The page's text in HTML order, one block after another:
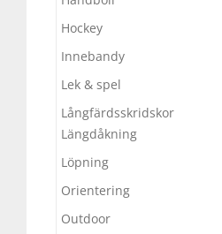
Underkläder
Skydd
Sporttillbehör
Stavar
Träning
Underkläder
Skydd
Sporttillbehör
Stavar
Träning
Längdåkning
Löpning
Orientering
Outdoor
Hockey
Innebandy
Lek & spel
Långfärdsskridskor
Längdåkning
Löpning
Orientering
Outdoor